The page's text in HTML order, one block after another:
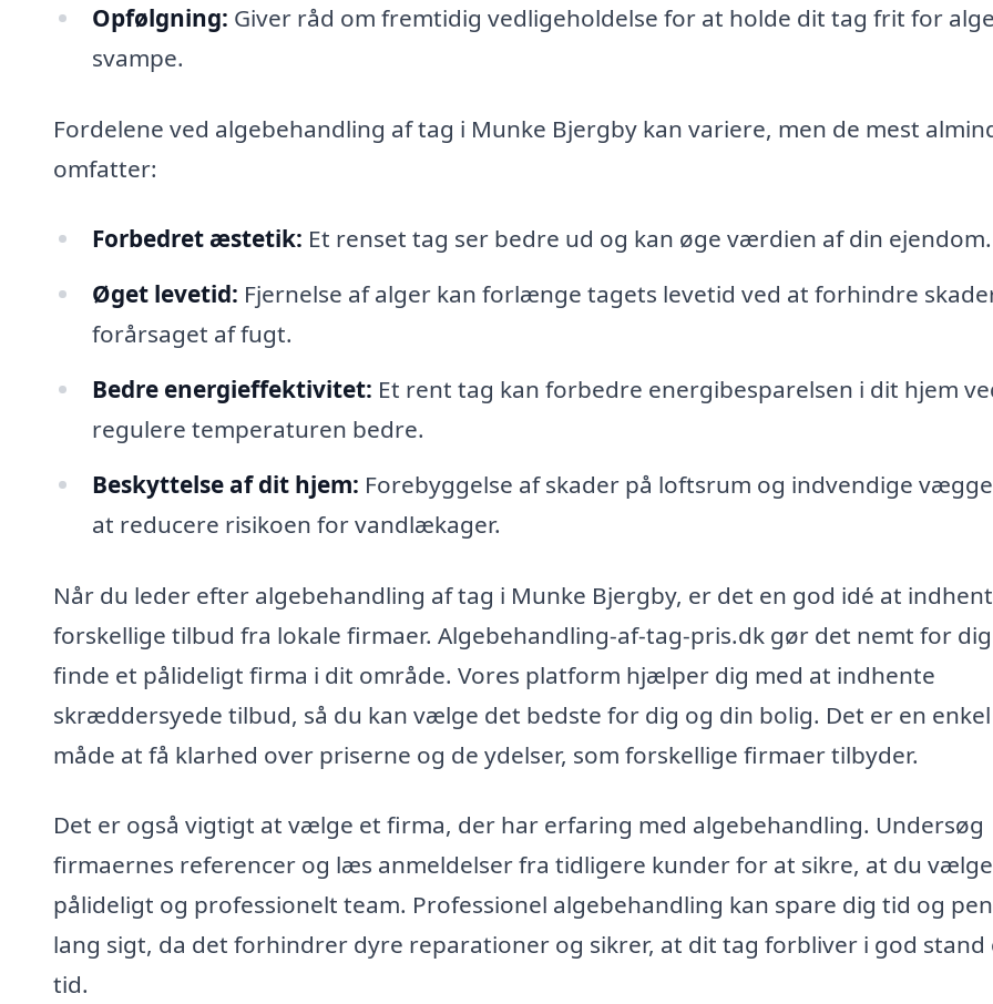
Opfølgning: Giver råd om fremtidig vedligeholdelse for at holde dit tag frit for
svampe.
Fordelene ved algebehandling af tag i Munke Bjergby kan variere, men de mest
omfatter:
Forbedret æstetik: Et renset tag ser bedre ud og kan øge værdien af din ejendom.
Øget levetid: Fjernelse af alger kan forlænge tagets levetid ved at forhindre
forårsaget af fugt.
Bedre energieffektivitet: Et rent tag kan forbedre energibesparelsen i dit hjem
regulere temperaturen bedre.
Beskyttelse af dit hjem: Forebyggelse af skader på loftsrum og indvendige
at reducere risikoen for vandlækager.
Når du leder efter algebehandling af tag i Munke Bjergby, er det en god idé at
forskellige tilbud fra lokale firmaer. Algebehandling-af-tag-pris.dk gør det nemt for
finde et pålideligt firma i dit område. Vores platform hjælper dig med at indhente
skræddersyede tilbud, så du kan vælge det bedste for dig og din bolig. Det er en enkel
måde at få klarhed over priserne og de ydelser, som forskellige firmaer tilbyder.
Det er også vigtigt at vælge et firma, der har erfaring med algebehandling. Undersøg
firmaernes referencer og læs anmeldelser fra tidligere kunder for at sikre, at du
pålideligt og professionelt team. Professionel algebehandling kan spare dig tid og
lang sigt, da det forhindrer dyre reparationer og sikrer, at dit tag forbliver i god stand
tid.